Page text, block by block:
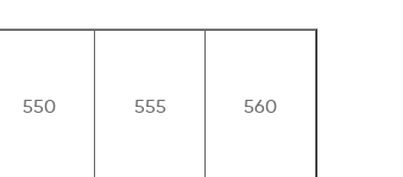
550 555 560